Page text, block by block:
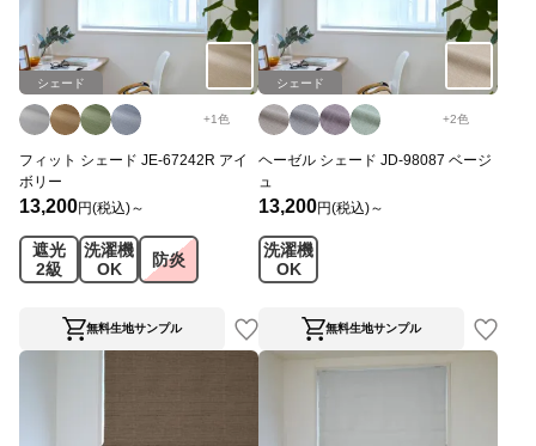
シェード
+1色
フィット シェード JE-67242R アイ
ボリー
13,200円(税込)～
遮光
2級
洗濯機
OK
防炎
無料生地サンプル
シェード
+2色
ヘーゼル シェード JD-98087 ベージ
ュ
13,200円(税込)～
洗濯機
OK
無料生地サンプル